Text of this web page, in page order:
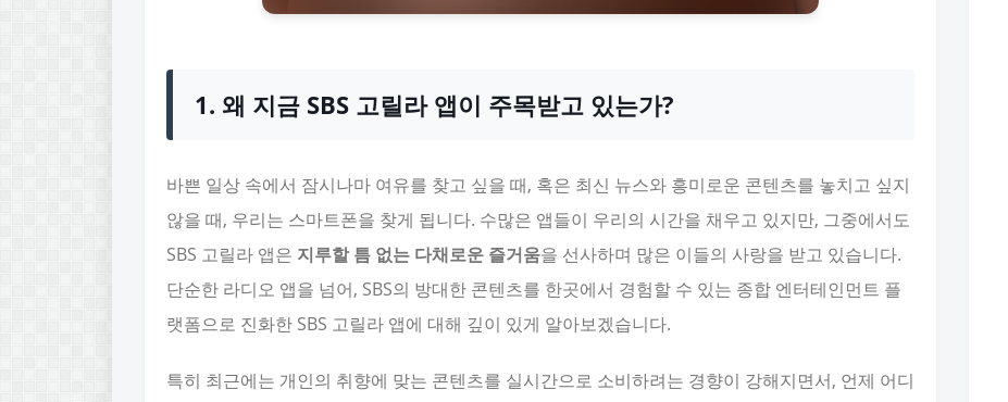
1. 왜 지금 SBS 고릴라 앱이 주목받고 있는가?
바쁜 일상 속에서 잠시나마 여유를 찾고 싶을 때, 혹은 최신 뉴스와 흥미로운 콘텐츠를 놓치고 싶지
않을 때, 우리는 스마트폰을 찾게 됩니다. 수많은 앱들이 우리의 시간을 채우고 있지만, 그중에서도
SBS 고릴라 앱은 지루할 틈 없는 다채로운 즐거움을 선사하며 많은 이들의 사랑을 받고 있습니다.
단순한 라디오 앱을 넘어, SBS의 방대한 콘텐츠를 한곳에서 경험할 수 있는 종합 엔터테인먼트 플
랫폼으로 진화한 SBS 고릴라 앱에 대해 깊이 있게 알아보겠습니다.
특히 최근에는 개인의 취향에 맞는 콘텐츠를 실시간으로 소비하려는 경향이 강해지면서, 언제 어디